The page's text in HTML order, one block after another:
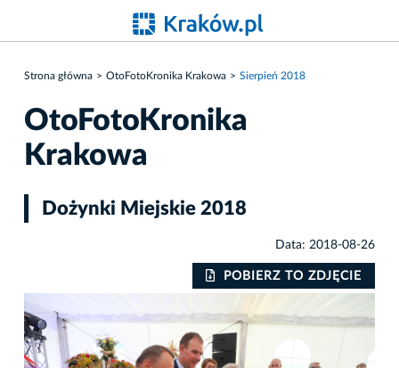
Strona główna OtoFotoKronika Krakowa Sierpień 2018
OtoFotoKronika
Krakowa
Dożynki Miejskie 2018
Data: 2018-08-26
POBIERZ TO ZDJĘCIE